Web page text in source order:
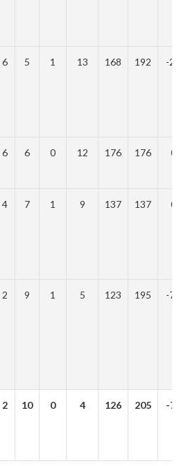
6 5 1 13 168 192 -
6 6 0 12 176 176 0
4 7 1 9 137 137 0
2 9 1 5 123 195 -
2 10 0 4 126 205 -